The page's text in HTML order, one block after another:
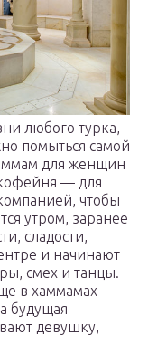
любого турка,
помыться самой
для женщин
— для
чтобы
утром, заранее
сладости,
и начинают
смех и танцы.
в хаммамах
будущая
девушку,